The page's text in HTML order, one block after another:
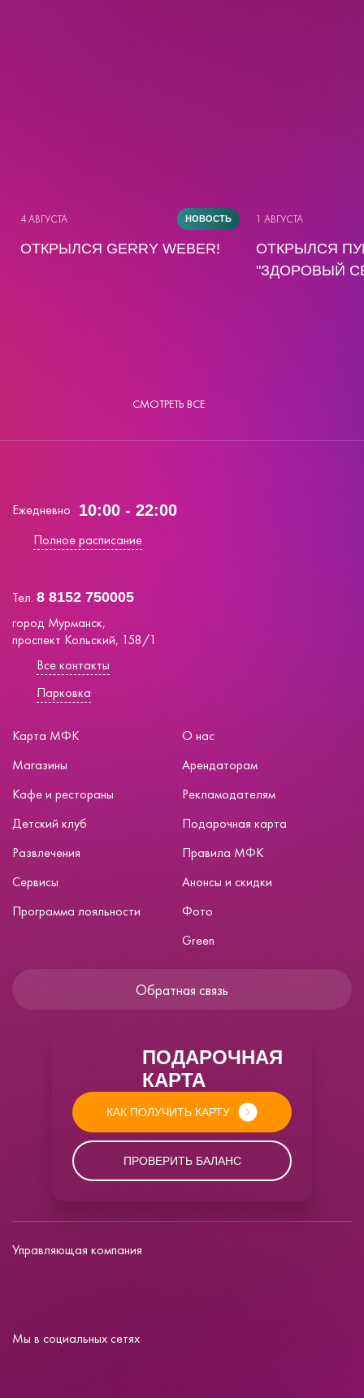
4 АВГУСТА НОВОСТЬ
ОТКРЫЛСЯ GERRY WEBER!
1 АВГУСТА
ОТКРЫЛСЯ
"ЗДОРОВЫЙ
СМОТРЕТЬ ВСЕ
Ежедневно 10:00 - 22:00
Полное расписание
Тел. 8 8152 750005
город Мурманск,
проспект Кольский, 158/1
Все контакты
Парковка
Карта МФК
Магазины
Кафе и рестораны
Детский клуб
Развлечения
Сервисы
Программа лояльности
О нас
Арендаторам
Рекламодателям
Подарочная карта
Правила МФК
Анонсы и скидки
Фото
Green
Обратная связь
ПОДАРОЧНАЯ
КАРТА
КАК ПОЛУЧИТЬ КАРТУ
ПРОВЕРИТЬ БАЛАНС
Управляющая компания
Мы в социальных сетях